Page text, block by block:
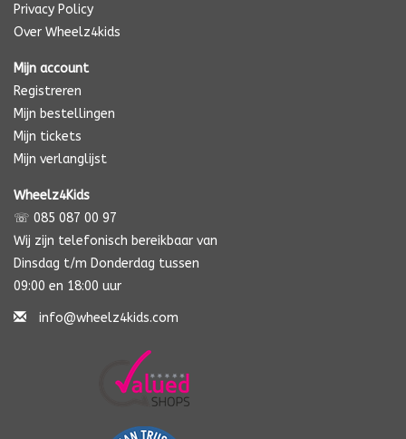
Privacy Policy
Over Wheelz4kids
Mijn account
Registreren
Mijn bestellingen
Mijn tickets
Mijn verlanglijst
Wheelz4Kids
☏ 085 087 00 97
Wij zijn telefonisch bereikbaar van
Dinsdag t/m Donderdag tussen
09:00 en 18:00 uur
info@wheelz4kids.com